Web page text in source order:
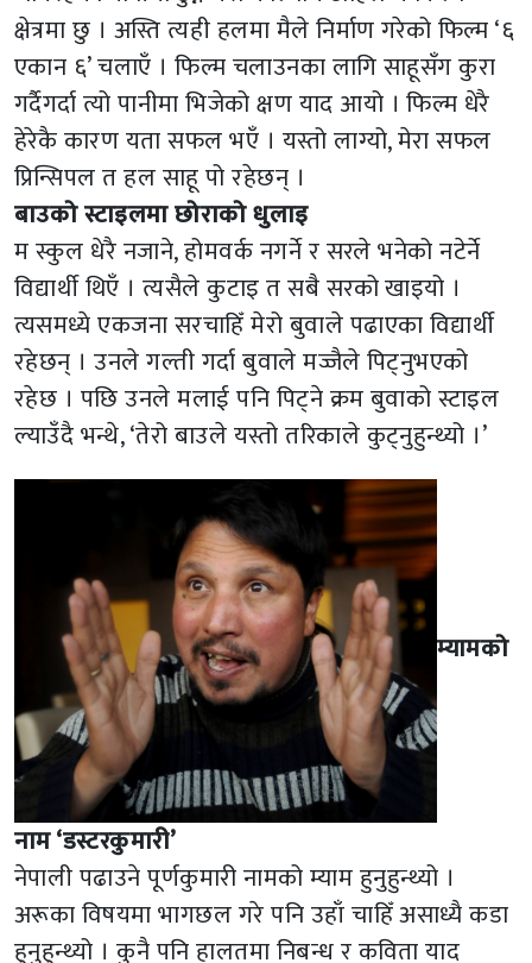
क्षेत्रमा छु । अस्ति त्यही हलमा मैले निर्माण गरेको फिल्म ‘६
एकान ६’ चलाएँ । फिल्म चलाउनका लागि साहूसँग कुरा
गर्दैगर्दा त्यो पानीमा भिजेको क्षण याद आयो । फिल्म धेरै
हेरेकै कारण यता सफल भएँ । यस्तो लाग्यो, मेरा सफल
प्रिन्सिपल त हल साहू पो रहेछन् ।
बाउको स्टाइलमा छोराको धुलाइ
म स्कुल धेरै नजाने, होमवर्क नगर्ने र सरले भनेको नटेर्ने
विद्यार्थी थिएँ । त्यसैले कुटाइ त सबै सरको खाइयो ।
त्यसमध्ये एकजना सरचाहिँ मेरो बुवाले पढाएका विद्यार्थी
रहेछन् । उनले गल्ती गर्दा बुवाले मज्जैले पिट्नुभएको
रहेछ । पछि उनले मलाई पनि पिट्ने क्रम बुवाको स्टाइल
ल्याउँदै भन्थे, ‘तेरो बाउले यस्तो तरिकाले कुट्नुहुन्थ्यो ।’
म्यामको
नाम ‘डस्टरकुमारी’
नेपाली पढाउने पूर्णकुमारी नामको म्याम हुनुहुन्थ्यो ।
अरूका विषयमा भागछल गरे पनि उहाँ चाहिँ असाध्यै कडा
हुनुहुन्थ्यो । कुनै पनि हालतमा निबन्ध र कविता याद